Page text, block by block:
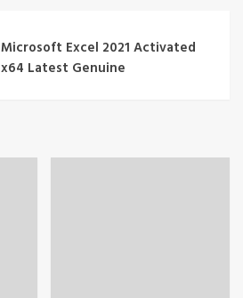
Microsoft Excel 2021 Activated
x64 Latest Genuine